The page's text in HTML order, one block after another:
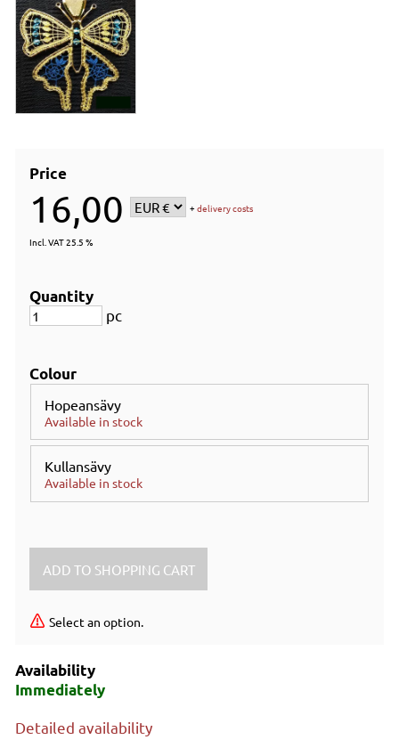
Price
16,00 +delivery costs
Incl. VAT 25.5 %
Quantity
pc
Colour
Hopeansävy
Available in stock
Kullansävy
Available in stock
Select an option.
Availability
Immediately
Detailed availability